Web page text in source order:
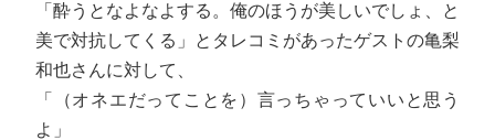
「酔うとなよなよする。俺のほうが美しいでしょ、と
美で対抗してくる」とタレコミがあったゲストの亀梨
和也さんに対して、
「（オネエだってことを）言っちゃっていいと思う
よ」